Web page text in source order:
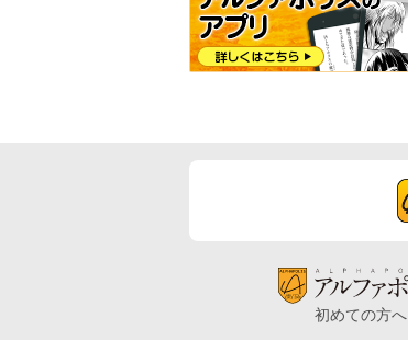
初めての方へ